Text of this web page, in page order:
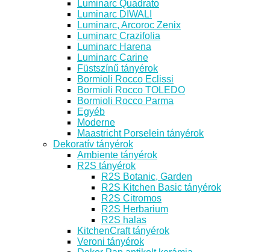
Luminarc Quadrato
Luminarc DIWALI
Luminarc, Arcoroc Zenix
Luminarc Crazifolia
Luminarc Harena
Luminarc Carine
Füstszínű tányérok
Bormioli Rocco Eclissi
Bormioli Rocco TOLEDO
Bormioli Rocco Parma
Egyéb
Moderne
Maastricht Porselein tányérok
Dekoratív tányérok
Ambiente tányérok
R2S tányérok
R2S Botanic, Garden
R2S Kitchen Basic tányérok
R2S Citromos
R2S Herbarium
R2S halas
KitchenCraft tányérok
Veroni tányérok